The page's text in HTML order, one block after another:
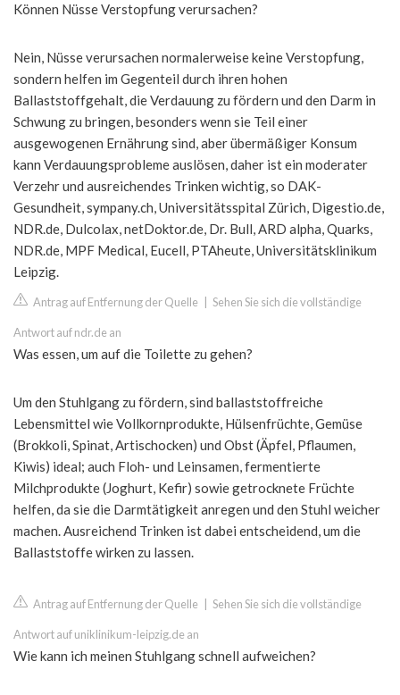
Können Nüsse Verstopfung verursachen?
Nein, Nüsse verursachen normalerweise keine Verstopfung,
sondern helfen im Gegenteil durch ihren hohen
Ballaststoffgehalt, die Verdauung zu fördern und den Darm in
Schwung zu bringen, besonders wenn sie Teil einer
ausgewogenen Ernährung sind, aber übermäßiger Konsum
kann Verdauungsprobleme auslösen, daher ist ein moderater
Verzehr und ausreichendes Trinken wichtig, so DAK-
Gesundheit, sympany.ch, Universitätsspital Zürich, Digestio.de,
NDR.de, Dulcolax, netDoktor.de, Dr. Bull, ARD alpha, Quarks,
NDR.de, MPF Medical, Eucell, PTAheute, Universitätsklinikum
Leipzig.
Antrag auf Entfernung der Quelle Sehen Sie sich die vollständige
Antwort auf ndr.de an
Was essen, um auf die Toilette zu gehen?
Um den Stuhlgang zu fördern, sind ballaststoffreiche
Lebensmittel wie Vollkornprodukte, Hülsenfrüchte, Gemüse
(Brokkoli, Spinat, Artischocken) und Obst (Äpfel, Pflaumen,
Kiwis) ideal; auch Floh- und Leinsamen, fermentierte
Milchprodukte (Joghurt, Kefir) sowie getrocknete Früchte
helfen, da sie die Darmtätigkeit anregen und den Stuhl weicher
machen. Ausreichend Trinken ist dabei entscheidend, um die
Ballaststoffe wirken zu lassen.
Antrag auf Entfernung der Quelle Sehen Sie sich die vollständige
Antwort auf uniklinikum-leipzig.de an
Wie kann ich meinen Stuhlgang schnell aufweichen?